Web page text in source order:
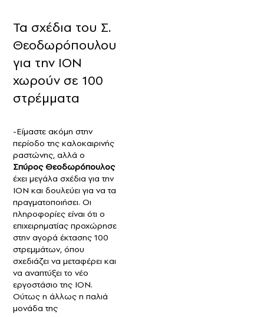
Τα σχέδια του Σ.
Θεοδωρόπουλου
για την ΙΟΝ
χωρούν σε 100
στρέμματα
-Είμαστε ακόμη στην
περίοδο της καλοκαιρινής
ραστώνης, αλλά ο
Σπύρος Θεοδωρόπουλος
έχει μεγάλα σχέδια για την
ΙΟΝ και δουλεύει για να τα
πραγματοποιήσει. Οι
πληροφορίες είναι ότι ο
επιχειρηματίας προχώρησε
στην αγορά έκτασης 100
στρεμμάτων, όπου
σχεδιάζει να μεταφέρει και
να αναπτύξει το νέο
εργοστάσιο της ΙΟΝ.
Ούτως η άλλως η παλιά
μονάδα της